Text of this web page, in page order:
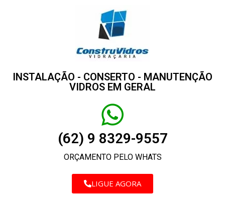
INSTALAÇÃO - CONSERTO - MANUTENÇÃO
VIDROS EM GERAL
(62) 9 8329-9557
ORÇAMENTO PELO WHATS
LIGUE AGORA